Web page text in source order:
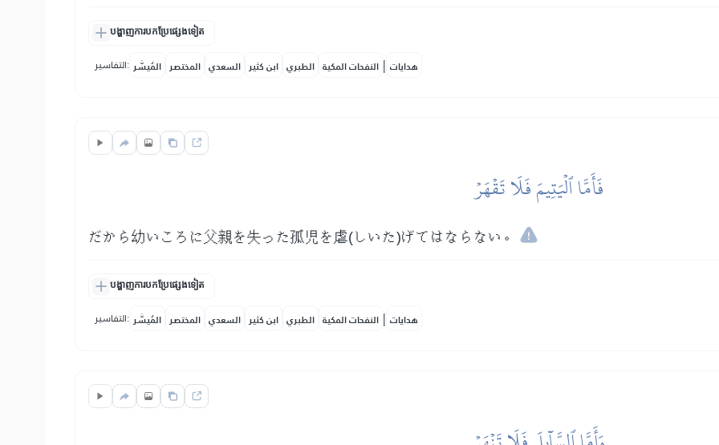
បង្ហាញការបកប្រែផ្សេងទៀត
التفاسير: المُيسَّر المختصر السعدي ابن كثير الطبري النفحات المكية | هدايات
فَأَمَّا ٱلۡيَتِيمَ فَلَا تَقۡهَرۡ
だから幼いころに父親を失った孤児を虐(しいた)げてはならない。
បង្ហាញការបកប្រែផ្សេងទៀត
التفاسير: المُيسَّر المختصر السعدي ابن كثير الطبري النفحات المكية | هدايات